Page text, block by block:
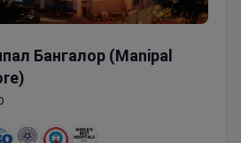
Бангалор (Manipal